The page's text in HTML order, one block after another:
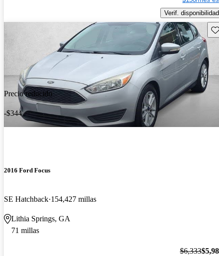
Verif. disponibilidad
Precio reducido
-$344
2016 Ford Focus
SE Hatchback 154,427 millas
Lithia Springs, GA
71 millas
$6,333